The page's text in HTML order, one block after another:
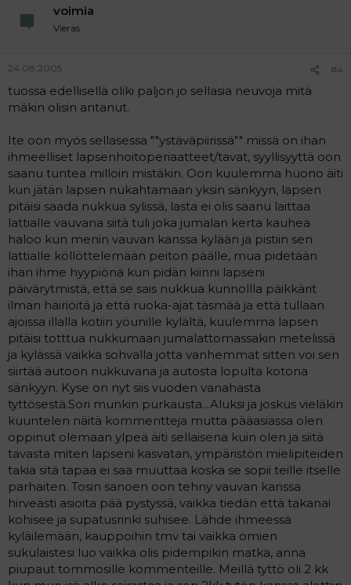
voimia
Vieras
24.08.2005 #4
tuossa edellisellä oliki paljon jo sellasia neuvoja mitä
mäkin olisin antanut.
Ite oon myös sellasessa ""ystäväpiirissä"" missä on ihan
ihmeelliset lapsenhoitoperiaatteet/tavat, syyllisyyttä oon
saanu tuntea milloin mistäkin. Oon kuulemma huono äiti
kun jätän lapsen nukahtamaan yksin sänkyyn, lapsen
pitäisi saada nukkua sylissä, lasta ei olis saanu laittaa
lattialle vauvana siitä tuli joka jumalan kerta kauhea
haloo kun menin vauvan kanssa kylään ja pistiin sen
lattialle köllöttelemään peiton päälle, mua pidetään
ihan ihme hyypiönä kun pidän kiinni lapseni
päivärytmistä, että se sais nukkua kunnollla päikkärit
ilman häiriöitä ja että ruoka-ajat täsmää ja että tullaan
ajoissa illalla kotiin yöunille kylältä, kuulemma lapsen
pitäisi totttua nukkumaan jumalattomassakin metelissä
ja kylässä vaikka sohvalla jotta vanhemmat sitten voi sen
siirtää autoon nukkuvana ja autosta lopulta kotona
sänkyyn. Kyse on nyt siis vuoden vanahasta
tyttösestä.Sori munkin purkausta...Aluksi ja joskus vieläkin
kuuntelen näitä kommentteja mutta pääasiassa olen
oppinut olemaan ylpeä äiti sellaisena kuin olen ja siitä
tavasta miten lapseni kasvatan, ympäristön mielipiteiden
takia sitä tapaa ei saa muuttaa koska se sopii teille itselle
parhaiten. Tosin sanoen oon tehny vauvan kanssa
hirveästi asioita pää pystyssä, vaikka tiedän että takanai
kohisee ja supatusrinki suhisee. Lähde ihmeessä
kyläilemään, kauppoihin tmv tai vaikka omien
sukulaistesi luo vaikka olis pidempikin matka, anna
piupaut tommosille kommenteille. Meillä tyttö oli 2 kk